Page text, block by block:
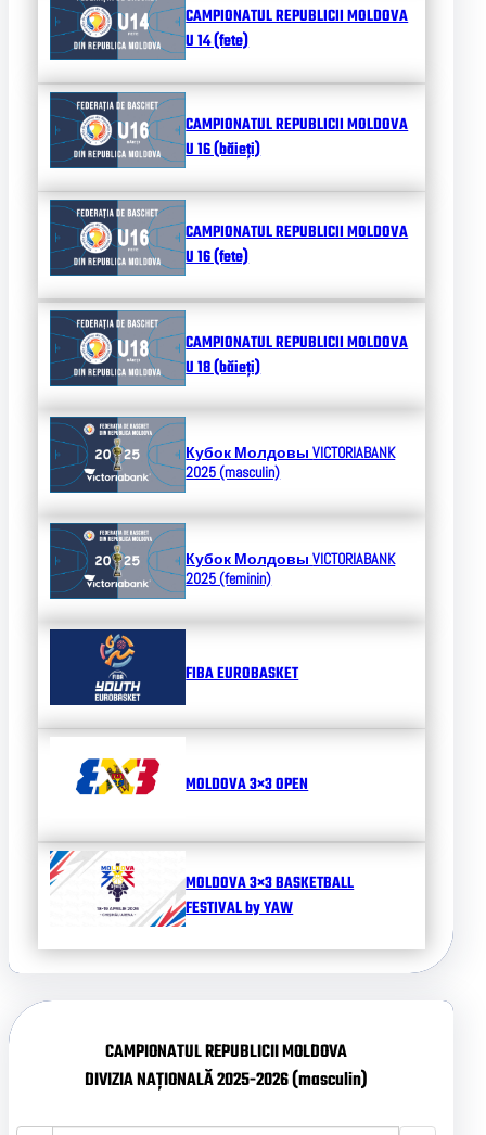
CAMPIONATUL REPUBLICII MOLDOVA
U 14 (fete)
CAMPIONATUL REPUBLICII MOLDOVA
U 16 (băieți)
CAMPIONATUL REPUBLICII MOLDOVA
U 16 (fete)
CAMPIONATUL REPUBLICII MOLDOVA
U 18 (băieți)
Кубок МолдовыVICTORIABANK
2025 (masculin)
Кубок МолдовыVICTORIABANK
2025 (feminin)
FIBA EUROBASKET
MOLDOVA 3×3 OPEN
MOLDOVA 3×3 BASKETBALL
FESTIVAL by YAW
CAMPIONATUL REPUBLICII MOLDOVA
DIVIZIA NAȚIONALĂ 2025-2026 (masculin)